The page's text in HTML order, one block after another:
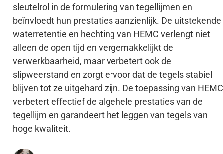
sleutelrol in de formulering van tegellijmen en
beïnvloedt hun prestaties aanzienlijk. De uitstekende
waterretentie en hechting van HEMC verlengt niet
alleen de open tijd en vergemakkelijkt de
verwerkbaarheid, maar verbetert ook de
slipweerstand en zorgt ervoor dat de tegels stabiel
blijven tot ze uitgehard zijn. De toepassing van HEMC
verbetert effectief de algehele prestaties van de
tegellijm en garandeert het leggen van tegels van
hoge kwaliteit.